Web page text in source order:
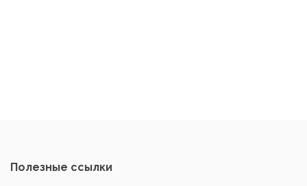
Полезные ссылки